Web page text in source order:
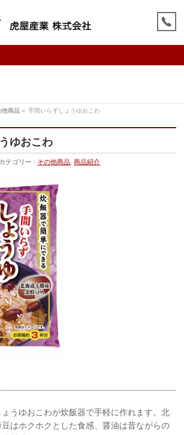
他商品 » 手間いらずしょうゆおこわ
ゆおこわ
カテゴリー : その他商品 ,商品紹介
うゆおこわが炊飯器で手軽に作れます。北
はホクホクとした食感、醤油は昔ながらの